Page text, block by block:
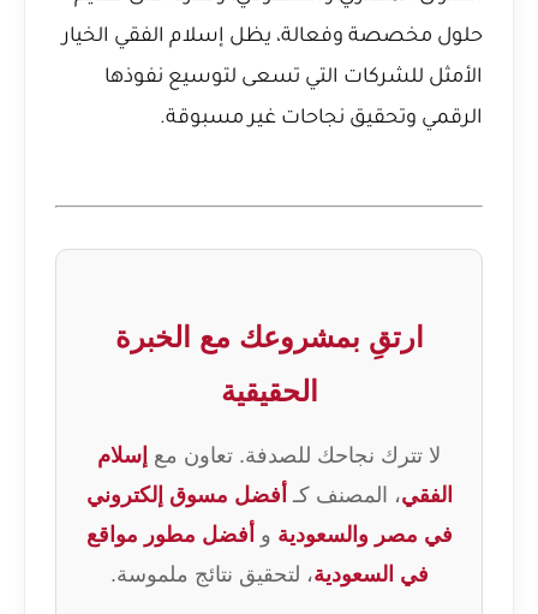
حلول مخصصة وفعالة، يظل إسلام الفقي الخيار
الأمثل للشركات التي تسعى لتوسيع نفوذها
الرقمي وتحقيق نجاحات غير مسبوقة.
ارتقِ بمشروعك مع الخبرة
الحقيقية
لا تترك نجاحك للصدفة. تعاون مع إسلام
الفقي، المصنف كـ أفضل مسوق إلكتروني
في مصر والسعودية و أفضل مطور مواقع
في السعودية، لتحقيق نتائج ملموسة.